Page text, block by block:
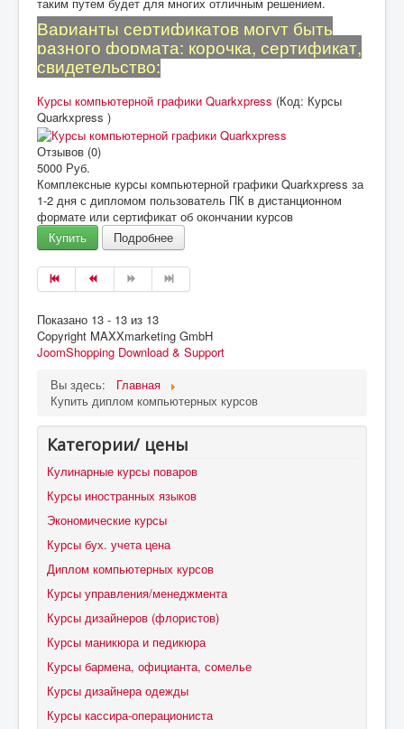
таким путем будет для многих отличным решением.
Варианты сертификатов могут быть
разного формата: корочка, сертификат,
свидетельство:
Курсы компьютерной графики Quarkxpress (Код: Курсы
Quarkxpress )
Отзывов (0)
5000 Руб.
Комплексные курсы компьютерной графики Quarkxpress за
1-2 дня с дипломом пользователь ПК в дистанционном
формате или сертификат об окончании курсов
Купить
Подробнее
Показано 13 - 13 из 13
Copyright MAXXmarketing GmbH
JoomShopping Download & Support
Вы здесь:
Главная
Купить диплом компьютерных курсов
Категории/ цены
Кулинарные курсы поваров
Курсы иностранных языков
Экономические курсы
Курсы бух. учета цена
Диплом компьютерных курсов
Курсы управления/менеджмента
Курсы дизайнеров (флористов)
Курсы маникюра и педикюра
Курсы бармена, официанта, сомелье
Курсы дизайнера одежды
Курсы кассира-операциониста